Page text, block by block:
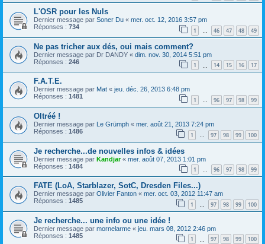
L'OSR pour les Nuls
Dernier message par Soner Du « mer. oct. 12, 2016 3:57 pm
Réponses : 734 1 … 46 47 48 49
Ne pas tricher aux dés, oui mais comment?
Dernier message par Dr DANDY « dim. nov. 30, 2014 5:51 pm
Réponses : 246 1 14 15 16 17
F.A.T.E.
Dernier message par Mat « jeu. déc. 26, 2013 6:48 pm
Réponses : 1481 1 … 96 97 98 99
Oltréé !
Dernier message par Le Grümph « mer. août 21, 2013 7:24 pm
Réponses : 1486 1 97 98 99 100
Je recherche...de nouvelles infos & idées
Dernier message par Kandjar« mer. août 07, 2013 1:01 pm
Réponses : 1484 1 96 97 98 99
FATE (LoA, Starblazer, SotC, Dresden Files...)
Dernier message par Olivier Fanton « mer. oct. 03, 2012 11:47 am
Réponses : 1485 1 … 97 98 99 100
Je recherche... une info ou une idée !
Dernier message par mornelarme « jeu. mars 08, 2012 2:46 pm
Réponses : 1485 1 97 98 99 100